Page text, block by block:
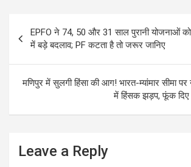
navigation
EPFO ने 74, 50 और 31 साल पुरानी योजनाओं
में बड़े बदलाव; PF कटता है तो जरूर जानिए
मणिपुर में सुलगी हिंसा की आग! भारत-म्यांमार सीमा
में हिंसक झड़प, फूंक दिए
Leave a Reply